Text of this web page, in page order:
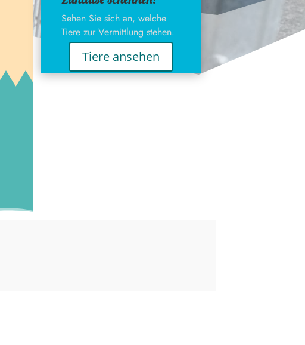
Sehen Sie sich an, welche
Tiere zur Vermittlung stehen.
Tiere ansehen